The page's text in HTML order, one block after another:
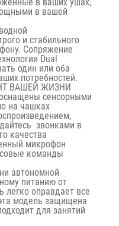
в вашей
и стабильного
Сопряжение
Dual
один или оба
потребностей.
ВАШЕЙ ЖИЗНИ
сенсорными
на чашках
звонками в
качества
микрофон
команды
автономной
питанию от
легко оправдает все
модель защищена
для занятий